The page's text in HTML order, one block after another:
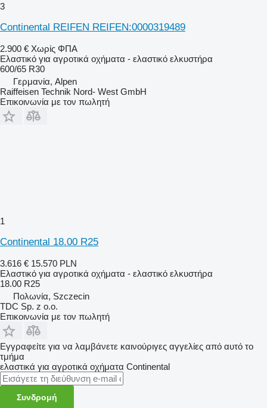
3
Continental REIFEN REIFEN:0000319489
2.900 € Χωρίς ΦΠΑ
Ελαστικό για αγροτικά οχήματα - ελαστικό ελκυστήρα
600/65 R30
Γερμανία, Alpen
Raiffeisen Technik Nord- West GmbH
Επικοινωνία με τον πωλητή
1
Continental 18.00 R25
3.616 € 15.570 PLN
Ελαστικό για αγροτικά οχήματα - ελαστικό ελκυστήρα
18.00 R25
Πολωνία, Szczecin
TDC Sp. z o.o.
Επικοινωνία με τον πωλητή
Εγγραφείτε για να λαμβάνετε καινούριγες αγγελίες από αυτό το
τμήμα
ελαστικά για αγροτικά οχήματα Continental
Συνδρομή